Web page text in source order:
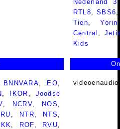
Nederland
RTL8 ,SBS6
Tien ,Yorin
Central
Kids
BNNVARA EO
IKOR
Joodse
NCRV NOS
NTR NTS
ROF RVU